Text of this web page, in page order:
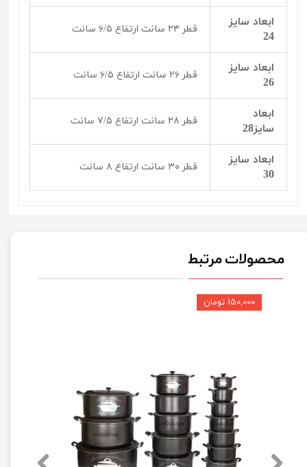
ابعاد سایز
24
قطر ۲۴ سانت ارتفاع ۶/۵ سانت
ابعاد سایز
26
قطر ۲۶ سانت ارتفاع ۶/۵ سانت
ابعاد
سایز28
قطر ۲۸ سانت ارتفاع ۷/۵ سانت
ابعاد سایز
30
قطر ۳۰ سانت ارتفاع ۸ سانت
محصولات مرتبط
۱۵۰,۰۰۰ تومان